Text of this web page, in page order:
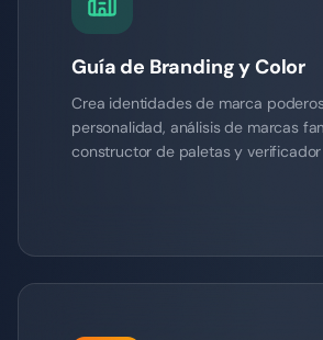
Guía de Branding y Color
Crea identidades de marca
personalidad, análisis de marcas
constructor de paletas y